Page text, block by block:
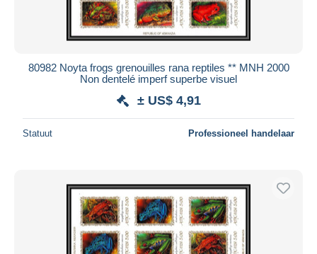
80982 Noyta frogs grenouilles rana reptiles ** MNH 2000
Non dentelé imperf superbe visuel
± US$ 4,91
Statuut Professioneel handelaar